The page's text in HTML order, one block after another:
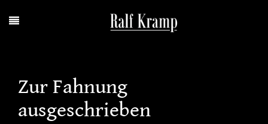
Zur Fahnung
ausgeschrieben